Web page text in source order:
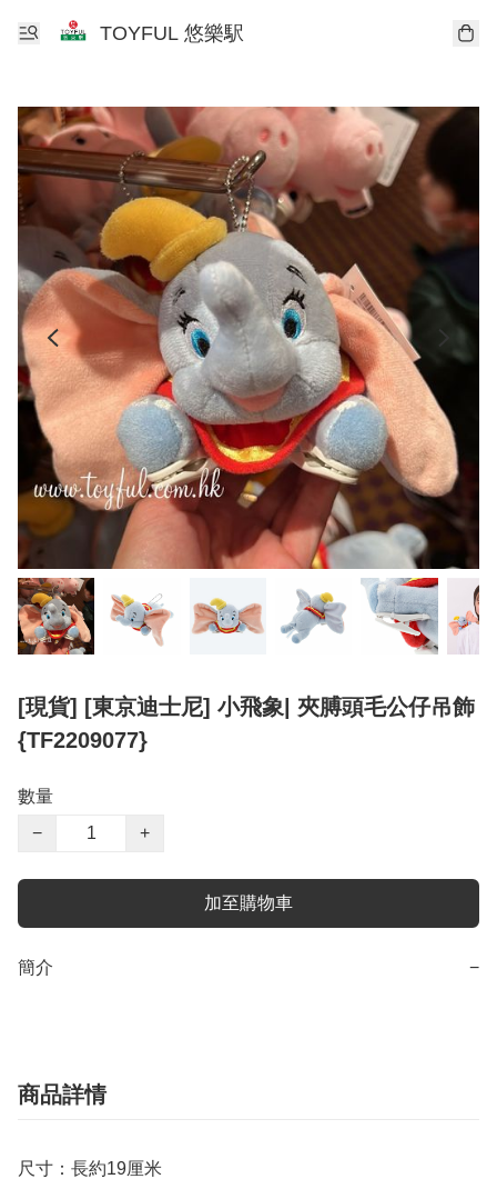
TOYFUL 悠樂駅
[現貨] [東京迪士尼] 小飛象| 夾膊頭毛公仔吊飾
{TF2209077}
數量
−
+
加至購物車
簡介 −
商品詳情
尺寸：長約19厘米